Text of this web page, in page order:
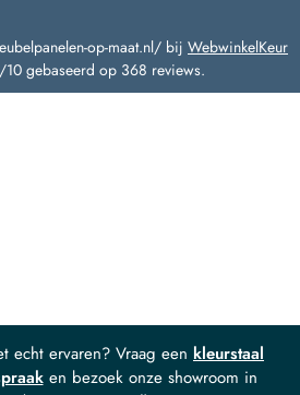
echt ervaren? Vraag een kleurstaal
en bezoek onze showroom in
op-maat.nl/ bij WebwinkelKeur
gebaseerd op 368 reviews.